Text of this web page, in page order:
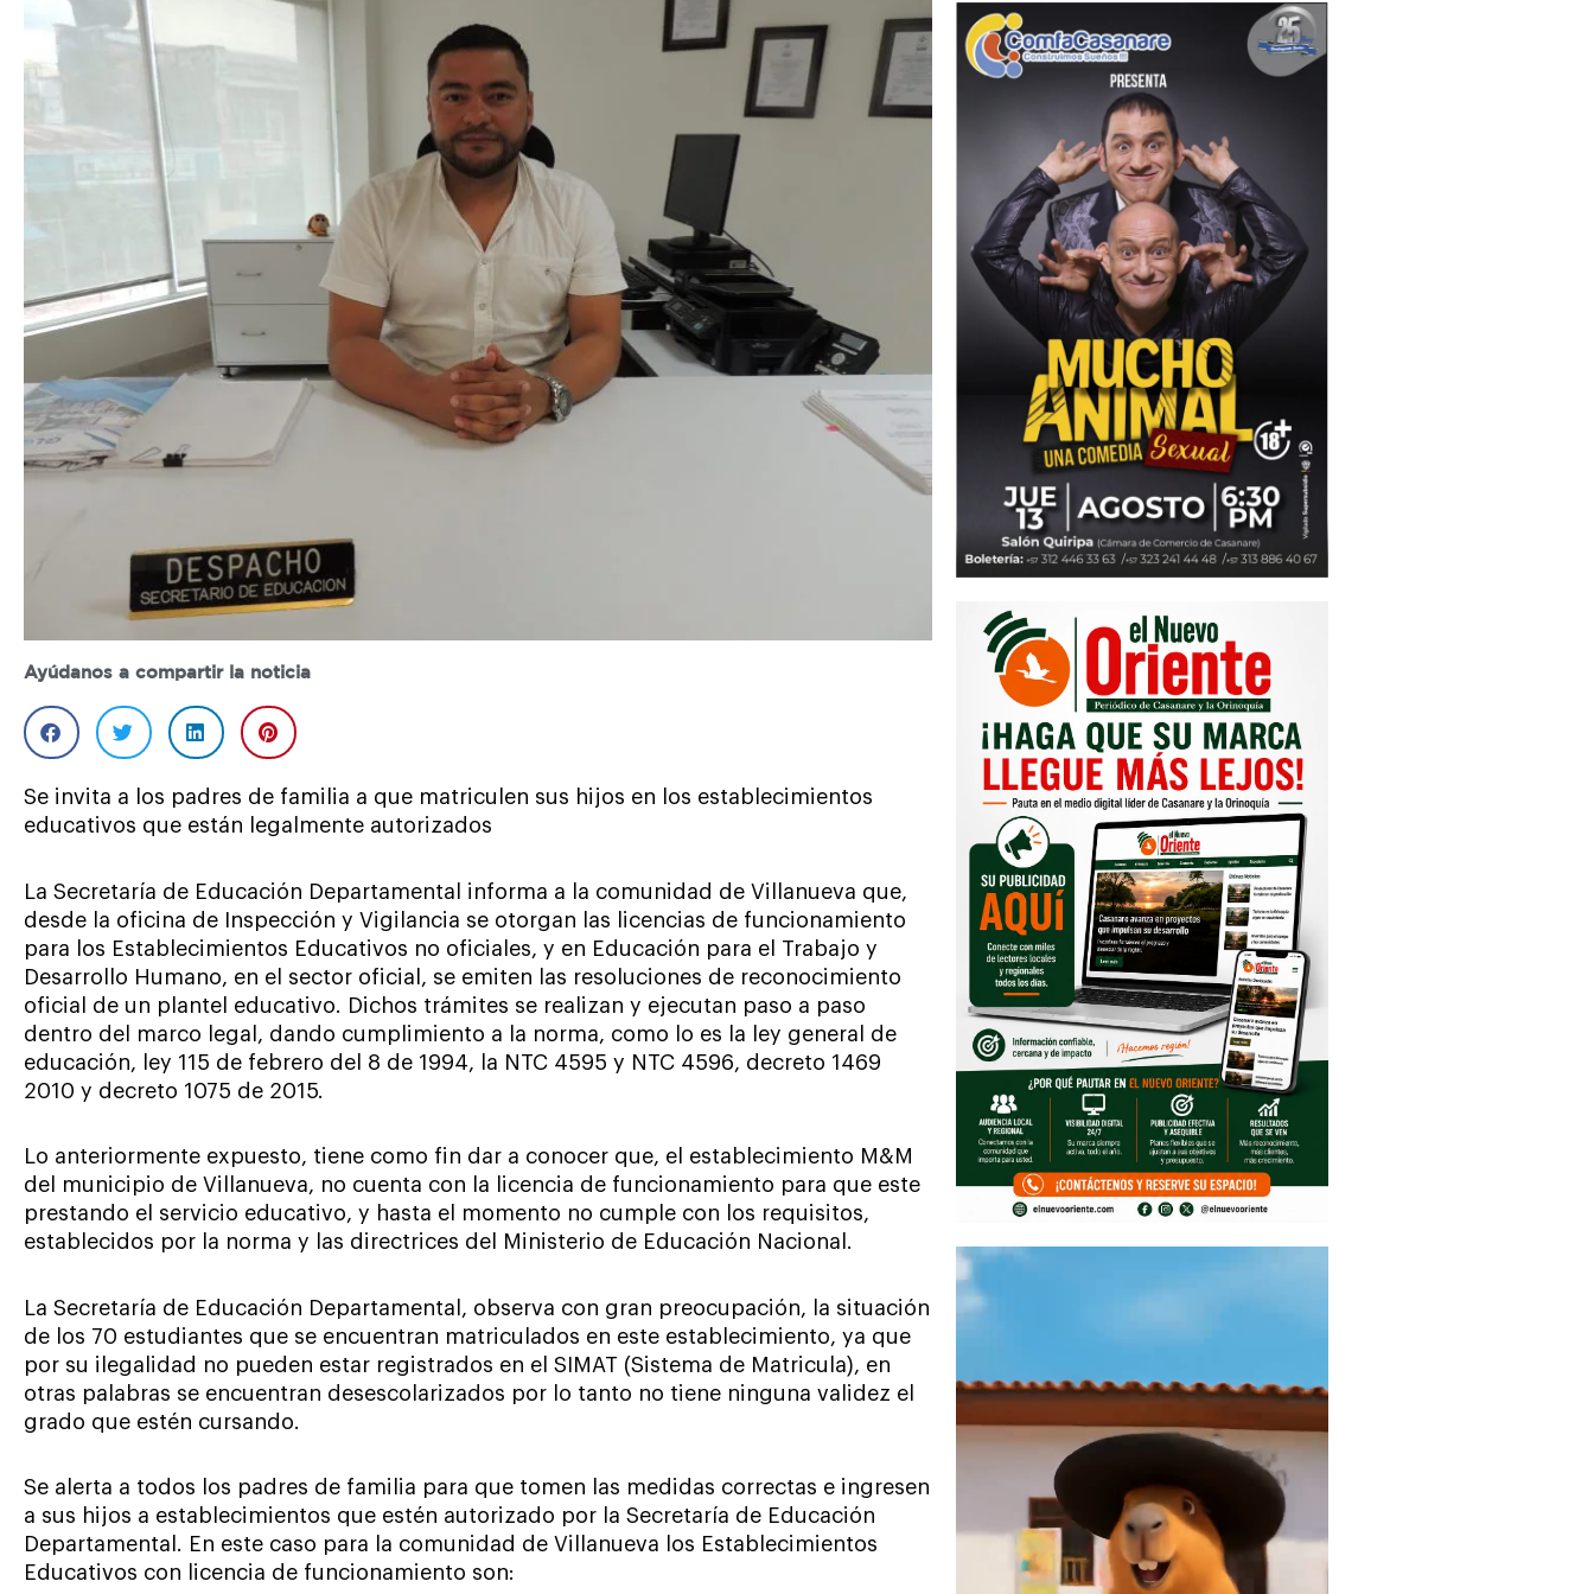
Ayúdanos a compartir la noticia
Se invita a los padres de familia a que matriculen sus hijos en los establecimientos
educativos que están legalmente autorizados
La Secretaría de Educación Departamental informa a la comunidad de Villanueva que,
desde la oficina de Inspección y Vigilancia se otorgan las licencias de funcionamiento
para los Establecimientos Educativos no oficiales, y en Educación para el Trabajo y
Desarrollo Humano, en el sector oficial, se emiten las resoluciones de reconocimiento
oficial de un plantel educativo. Dichos trámites se realizan y ejecutan paso a paso
dentro del marco legal, dando cumplimiento a la norma, como lo es la ley general de
educación, ley 115 de febrero del 8 de 1994, la NTC 4595 y NTC 4596, decreto 1469
2010 y decreto 1075 de 2015.
Lo anteriormente expuesto, tiene como fin dar a conocer que, el establecimiento M&M
del municipio de Villanueva, no cuenta con la licencia de funcionamiento para que este
prestando el servicio educativo, y hasta el momento no cumple con los requisitos,
establecidos por la norma y las directrices del Ministerio de Educación Nacional.
La Secretaría de Educación Departamental, observa con gran preocupación, la situación
de los 70 estudiantes que se encuentran matriculados en este establecimiento, ya que
por su ilegalidad no pueden estar registrados en el SIMAT (Sistema de Matricula), en
otras palabras se encuentran desescolarizados por lo tanto no tiene ninguna validez el
grado que estén cursando.
Se alerta a todos los padres de familia para que tomen las medidas correctas e ingresen
a sus hijos a establecimientos que estén autorizado por la Secretaría de Educación
Departamental. En este caso para la comunidad de Villanueva los Establecimientos
Educativos con licencia de funcionamiento son: